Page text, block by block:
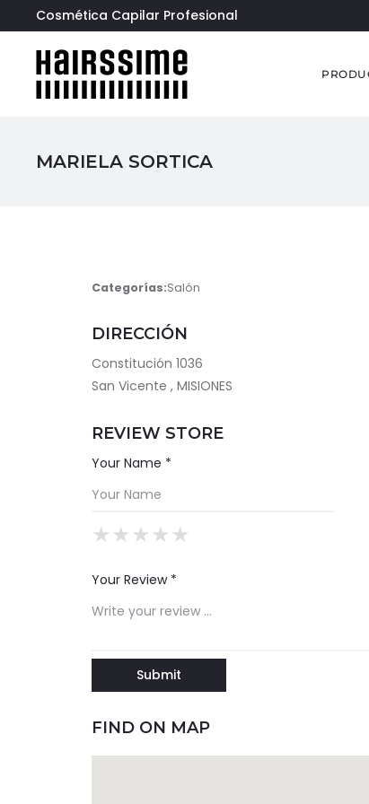
Cosmética Capilar Profesional
MARIELA SORTICA
Categorías:Salón
DIRECCIÓN
Constitución 1036
San Vicente , MISIONES
REVIEW STORE
Your Name *
★
★★
★★★
★★★★
★★★★★
Your Review *
FIND ON MAP